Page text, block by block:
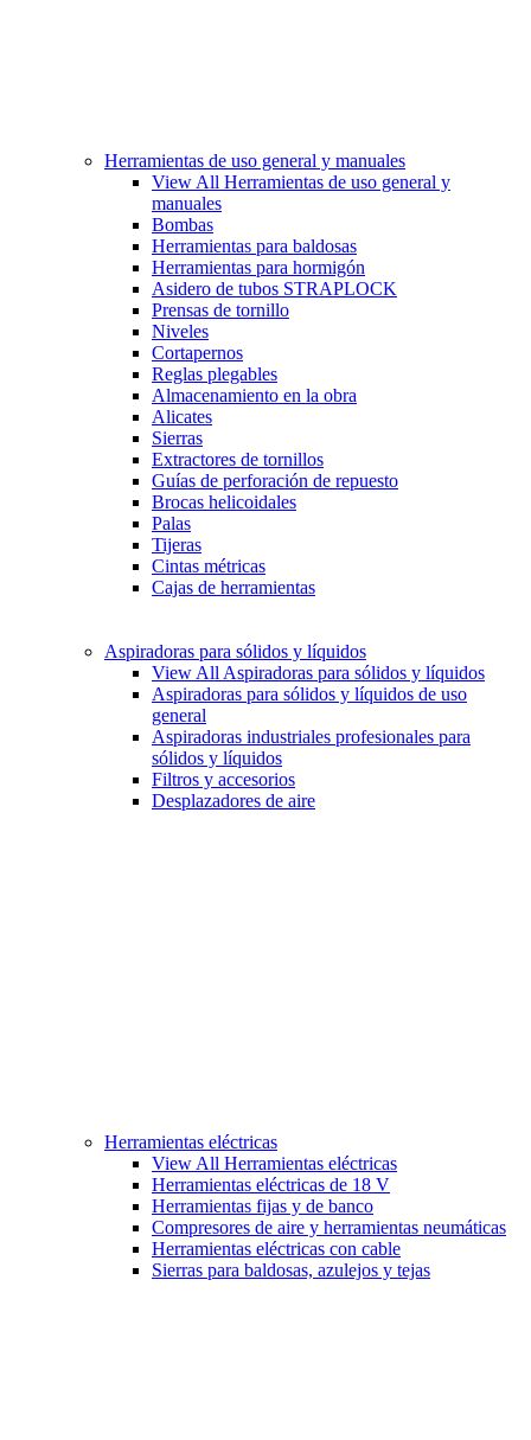
Herramientas de uso general y manuales
View All Herramientas de uso general y
manuales
Bombas
Herramientas para baldosas
Herramientas para hormigón
Asidero de tubos STRAPLOCK
Prensas de tornillo
Niveles
Cortapernos
Reglas plegables
Almacenamiento en la obra
Alicates
Sierras
Extractores de tornillos
Guías de perforación de repuesto
Brocas helicoidales
Palas
Tijeras
Cintas métricas
Cajas de herramientas
Aspiradoras para sólidos y líquidos
View All Aspiradoras para sólidos y líquidos
Aspiradoras para sólidos y líquidos de uso
general
Aspiradoras industriales profesionales para
sólidos y líquidos
Filtros y accesorios
Desplazadores de aire
Herramientas eléctricas
View All Herramientas eléctricas
Herramientas eléctricas de 18 V
Herramientas fijas y de banco
Compresores de aire y herramientas neumáticas
Herramientas eléctricas con cable
Sierras para baldosas, azulejos y tejas